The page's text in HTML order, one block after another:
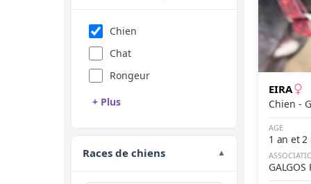
Chien
Chat
Rongeur
+ Plus
Oiseau
Races de chiens ▼
EIRA
AGE
1 an et 2
GALGOS